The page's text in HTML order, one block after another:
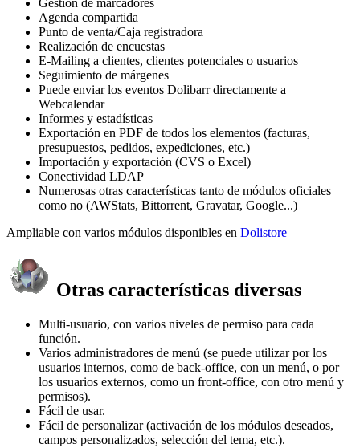
Agenda compartida
Punto de venta/Caja registradora
Realización de encuestas
E-Mailing a clientes, clientes potenciales o usuarios
Seguimiento de márgenes
Puede enviar los eventos Dolibarr directamente a
Webcalendar
Informes y estadísticas
Exportación en PDF de todos los elementos (facturas,
presupuestos, pedidos, expediciones, etc.)
Importación y exportación (CVS o Excel)
Conectividad LDAP
Numerosas otras características tanto de módulos oficiales
como no (AWStats, Bittorrent, Gravatar, Google...)
Ampliable con varios módulos disponibles en Dolistore
Otras características diversas
Multi-usuario, con varios niveles de permiso para cada
función.
Varios administradores de menú (se puede utilizar por los
usuarios internos, como de back-office, con un menú, o por
los usuarios externos, como un front-office, con otro menú y
permisos).
Fácil de usar.
Fácil de personalizar (activación de los módulos deseados,
campos personalizados, selección del tema, etc.).